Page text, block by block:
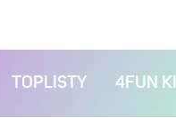
TOPLISTY 4FUN